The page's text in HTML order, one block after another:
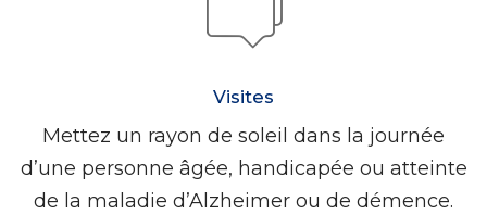
Visites
Mettez un rayon de soleil dans la journée
d’une personne âgée, handicapée ou atteinte
de la maladie d’Alzheimer ou de démence.